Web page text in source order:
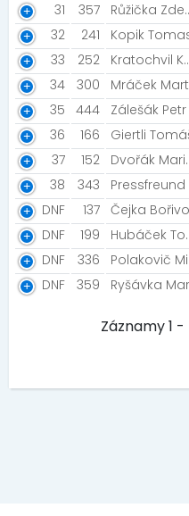
31
357
32
241 Kopik
33
252 Kratochvil
34
300
35
444
36
166 Giertli
37
152
38
343
DNF
137
DNF
199 Hubáček
DNF
336
DNF
359
Záznamy 1